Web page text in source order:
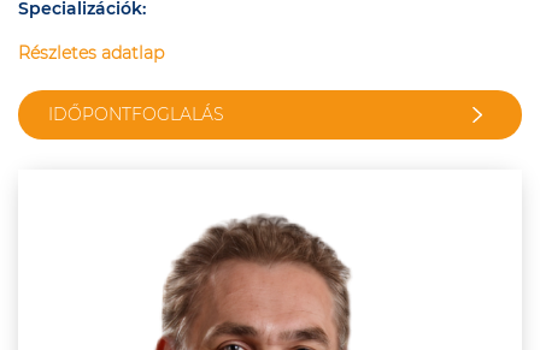
Specializációk:
Részletes adatlap
IDŐPONTFOGLALÁS